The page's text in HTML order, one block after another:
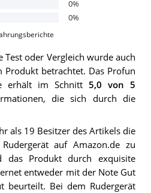
0%
0%
Test oder Vergleich wurde auch
Produkt betrachtet. Das Profun
erhält im Schnitt 5,0 von 5
die sich durch die
als 19 Besitzer des Artikels die
auf Amazon.de zu
das Produkt durch exquisite
entweder mit der Note Gut
beurteilt. Bei dem Rudergerät